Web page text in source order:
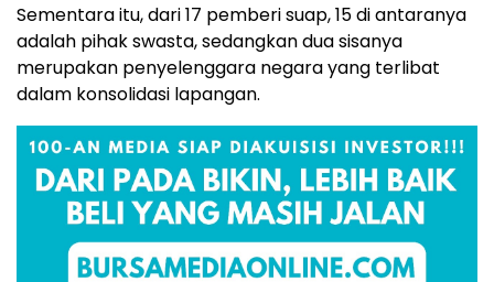
Sementara itu, dari 17 pemberi suap, 15 di antaranya
adalah pihak swasta, sedangkan dua sisanya
merupakan penyelenggara negara yang terlibat
dalam konsolidasi lapangan.